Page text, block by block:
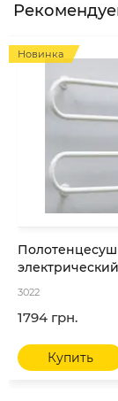
Новинка
3022
1794 грн.
Купить